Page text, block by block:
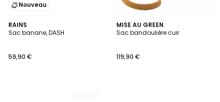
Nouveau
RAINS
Sac banane, DASH
59,90 €
2
Couleurs
MISE AU GREEN
Sac bandoulière cuir
119,90 €